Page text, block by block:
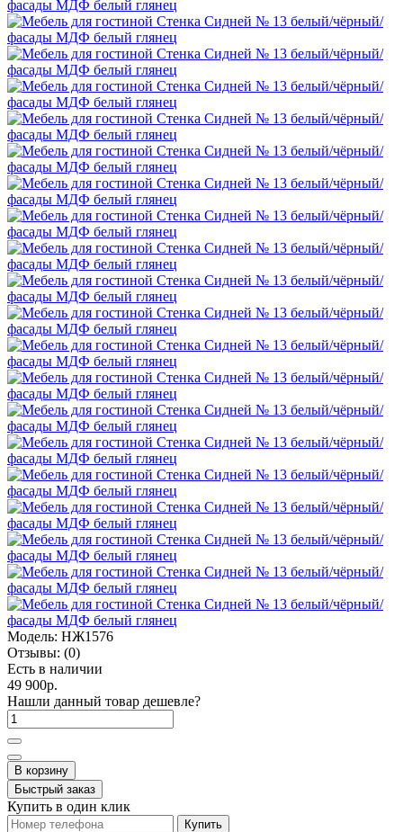
Модель: НЖ1576
Отзывы: (0)
Есть в наличии
49 900р.
Нашли данный товар дешевле?
В корзину
Быстрый заказ
Купить в один клик
Купить